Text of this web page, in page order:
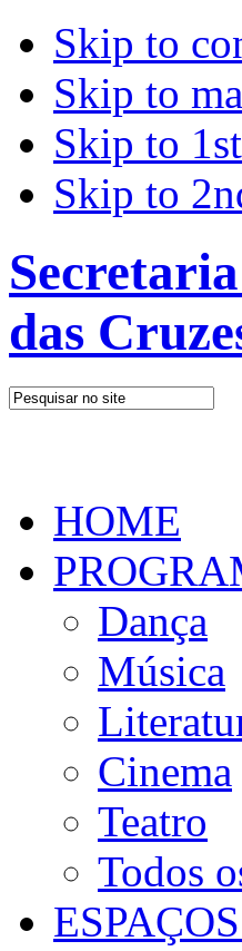
Skip to
Skip to
Skip to
Skip to
das
HOME
Dança
Música
Cinema
Teatro
Todos